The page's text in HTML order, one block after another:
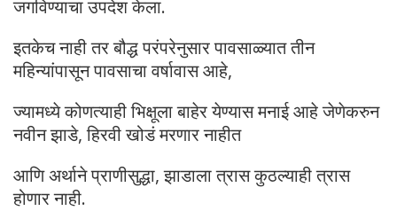
जगविण्याचा उपदेश केला.
इतकेच नाही तर बौद्ध परंपरेनुसार पावसाळ्यात तीन
महिन्यांपासून पावसाचा वर्षावास आहे,
ज्यामध्ये कोणत्याही भिक्षूला बाहेर येण्यास मनाई आहे जेणेकरुन
नवीन झाडे, हिरवी खोडं मरणार नाहीत
आणि अर्थाने प्राणीसुद्धा, झाडाला त्रास कुठल्याही त्रास
होणार नाही.